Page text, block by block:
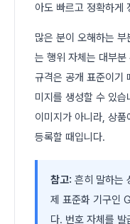
아도 빠르고 정확하게
많은 분이 오해하는
는 행위 자체는 대부
규격은 공개 표준이기
미지를 생성할 수 있
이미지가 아니라, 상
등록할 때입니다.
참고: 흔히 말하는
제 표준화 기구인
다. 번호 자체를